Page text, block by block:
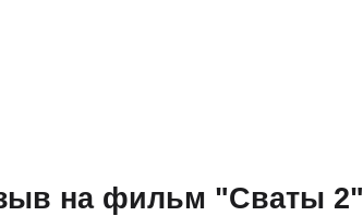
на фильм "Сваты 2"